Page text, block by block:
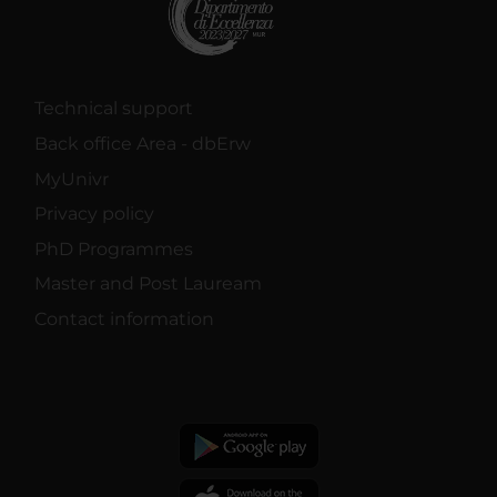
Technical support
Back office Area - dbErw
MyUnivr
Privacy policy
PhD Programmes
Master and Post Lauream
Contact information